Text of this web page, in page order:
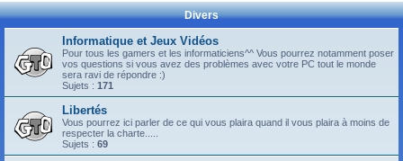
Divers
Informatique et Jeux Vidéos
Pour tous les gamers et les informaticiens^^ Vous pourrez notamment poser
vos questions si vous avez des problèmes avec votre PC tout le monde
sera ravi de répondre :)
Sujets : 171
Libertés
Vous pourrez ici parler de ce qui vous plaira quand il vous plaira à moins de
respecter la charte.....
Sujets : 69